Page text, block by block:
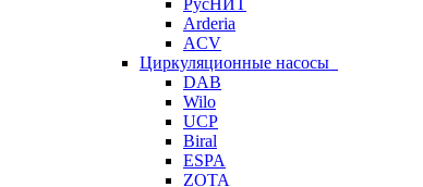
РусНИТ
Arderia
ACV
Циркуляционные насосы
DAB
Wilo
UCP
Biral
ESPA
ZOTA